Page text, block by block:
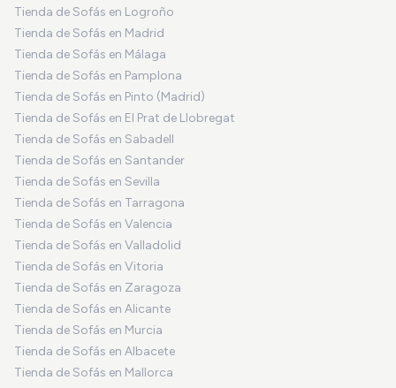
Tienda de Sofás en Logroño
Tienda de Sofás en Madrid
Tienda de Sofás en Málaga
Tienda de Sofás en Pamplona
Tienda de Sofás en Pinto (Madrid)
Tienda de Sofás en El Prat de Llobregat
Tienda de Sofás en Sabadell
Tienda de Sofás en Santander
Tienda de Sofás en Sevilla
Tienda de Sofás en Tarragona
Tienda de Sofás en Valencia
Tienda de Sofás en Valladolid
Tienda de Sofás en Vitoria
Tienda de Sofás en Zaragoza
Tienda de Sofás en Alicante
Tienda de Sofás en Murcia
Tienda de Sofás en Albacete
Tienda de Sofás en Mallorca